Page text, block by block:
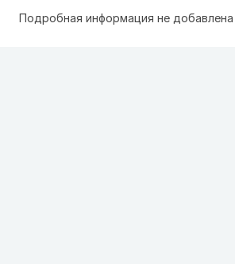
Подробная информация не добавлена